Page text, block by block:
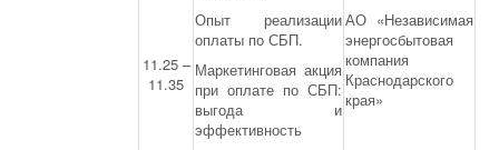
11.25 –
11.35
Опыт реализации
оплаты по СБП.
Маркетинговая акция
при оплате по СБП:
выгода и
эффективность
АО «Независимая
энергосбытовая
компания
Краснодарского
края»